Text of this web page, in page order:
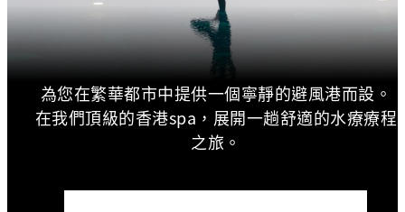
為您在繁華都市中提供一個寧靜的避風港而設。
在我們頂級的香港spa，展開一趟舒適的水療療程
之旅。